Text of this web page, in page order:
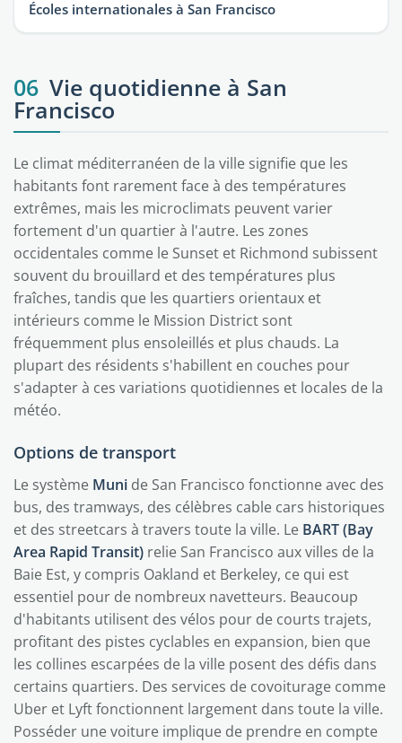
Écoles internationales à San Francisco
06 Vie quotidienne à San
Francisco
Le climat méditerranéen de la ville signifie que les
habitants font rarement face à des températures
extrêmes, mais les microclimats peuvent varier
fortement d'un quartier à l'autre. Les zones
occidentales comme le Sunset et Richmond subissent
souvent du brouillard et des températures plus
fraîches, tandis que les quartiers orientaux et
intérieurs comme le Mission District sont
fréquemment plus ensoleillés et plus chauds. La
plupart des résidents s'habillent en couches pour
s'adapter à ces variations quotidiennes et locales de la
météo.
Options de transport
Le système Muni de San Francisco fonctionne avec des
bus, des tramways, des célèbres cable cars historiques
et des streetcars à travers toute la ville. Le BART (Bay
Area Rapid Transit) relie San Francisco aux villes de la
Baie Est, y compris Oakland et Berkeley, ce qui est
essentiel pour de nombreux navetteurs. Beaucoup
d'habitants utilisent des vélos pour de courts trajets,
profitant des pistes cyclables en expansion, bien que
les collines escarpées de la ville posent des défis dans
certains quartiers. Des services de covoiturage comme
Uber et Lyft fonctionnent largement dans toute la ville.
Posséder une voiture implique de prendre en compte